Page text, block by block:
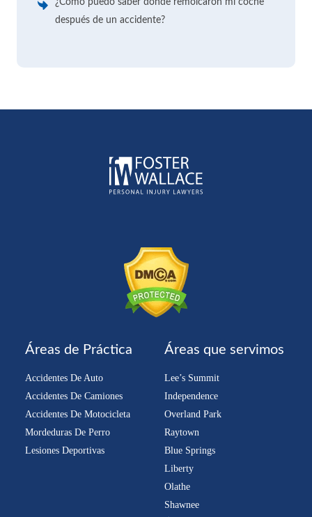
¿Cómo puedo saber dónde remolcaron mi coche
después de un accidente?
Áreas de Práctica
Accidentes De Auto
Accidentes De Camiones
Accidentes De Motocicleta
Mordeduras De Perro
Lesiones Deportivas
Áreas que servimos
Lee’s Summit
Independence
Overland Park
Raytown
Blue Springs
Liberty
Olathe
Shawnee